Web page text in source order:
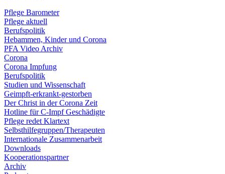
Pflege Barometer
Pflege aktuell
Berufspolitik
Hebammen, Kinder und Corona
PFA Video Archiv
Corona
Corona Impfung
Berufspolitik
Studien und Wissenschaft
Geimpft-erkrankt-gestorben
Der Christ in der Corona Zeit
Hotline für C-Impf Geschädigte
Pflege redet Klartext
Selbsthilfegruppen/Therapeuten
Internationale Zusammenarbeit
Downloads
Kooperationspartner
Archiv